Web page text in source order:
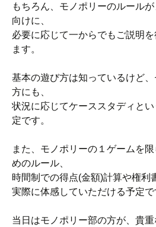
もちろん、モノポリーのルール
向けに、
必要に応じて一からでもご説明
ます。
基本の遊び方は知っているけど
方にも、
状況に応じてケーススタディと
定です。
また、モノポリーの１ゲームを
めのルール、
時間制での得点(金額)計算や権利
実際に体感していただける予定で
当日はモノポリー部の方が、貴